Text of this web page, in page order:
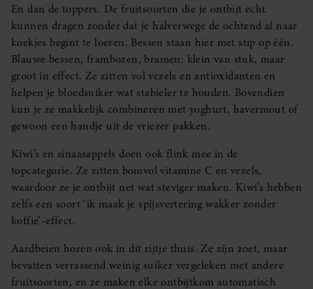
En dan de toppers. De fruitsoorten die je ontbijt echt
kunnen dragen zonder dat je halverwege de ochtend al naar
koekjes begint te loeren. Bessen staan hier met stip op één.
Blauwe bessen, frambozen, bramen: klein van stuk, maar
groot in effect. Ze zitten vol vezels en antioxidanten en
helpen je bloedsuiker wat stabieler te houden. Bovendien
kun je ze makkelijk combineren met yoghurt, havermout of
gewoon een handje uit de vriezer pakken.
Kiwi’s en sinaasappels doen ook flink mee in de
topcategorie. Ze zitten bomvol vitamine C en vezels,
waardoor ze je ontbijt net wat steviger maken. Kiwi’s hebben
zelfs een soort ‘ik maak je spijsvertering wakker zonder
koffie’-effect.
Aardbeien horen ook in dit rijtje thuis. Ze zijn zoet, maar
bevatten verrassend weinig suiker vergeleken met andere
fruitsoorten, en ze maken elke ontbijtkom automatisch